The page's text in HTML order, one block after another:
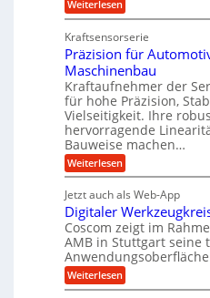
e
B
ü
r
o
k
r
a
t
e
c
h
a
t
e
n
n
e
e
n
S
t
a
n
d
o
t
i
R
ü
s
s
e
l
s
h
n
Z
e
e
n
v
o
n
K
w
i
c
h
t
i
g
e
r
a
l
Weiterlesen:
Z
h
n
s
t
a
n
g
e
n
g
e
t
r
i
e
b
e
f
ü
r
Kraftsensorserie
Präzision für
Maschinenbau
Kraftaufnehmer der
für hohe Präzision,
Vielseitigkeit. Ihre
hervorragende
Bauweise machen…
Weiterlesen:
P
ä
z
i
s
i
o
n
f
Jetzt auch als Web-App
Digitaler
Coscom zeigt im
AMB in Stuttgart seine
Weiterlesen:
D